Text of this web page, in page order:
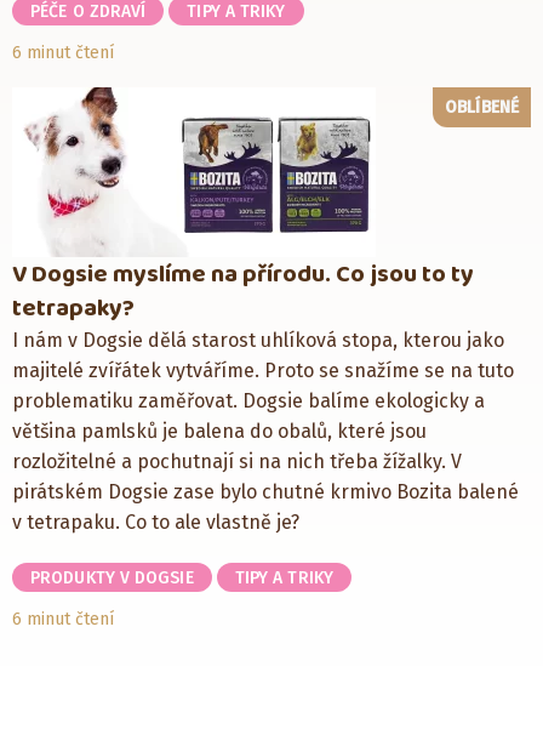
PÉČE O ZDRAVÍ
TIPY A TRIKY
6 minut čtení
OBLÍBENÉ
V Dogsie myslíme na přírodu. Co jsou to ty
tetrapaky?
I nám v Dogsie dělá starost uhlíková stopa, kterou jako
majitelé zvířátek vytváříme. Proto se snažíme se na tuto
problematiku zaměřovat. Dogsie balíme ekologicky a
většina pamlsků je balena do obalů, které jsou
rozložitelné a pochutnají si na nich třeba žížalky. V
pirátském Dogsie zase bylo chutné krmivo Bozita balené
v tetrapaku. Co to ale vlastně je?
PRODUKTY V DOGSIE
TIPY A TRIKY
6 minut čtení